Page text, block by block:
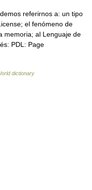
referirnos a: un tipo
el fenómeno de
memoria; al Lenguaje de
PDL: Page
dictionary